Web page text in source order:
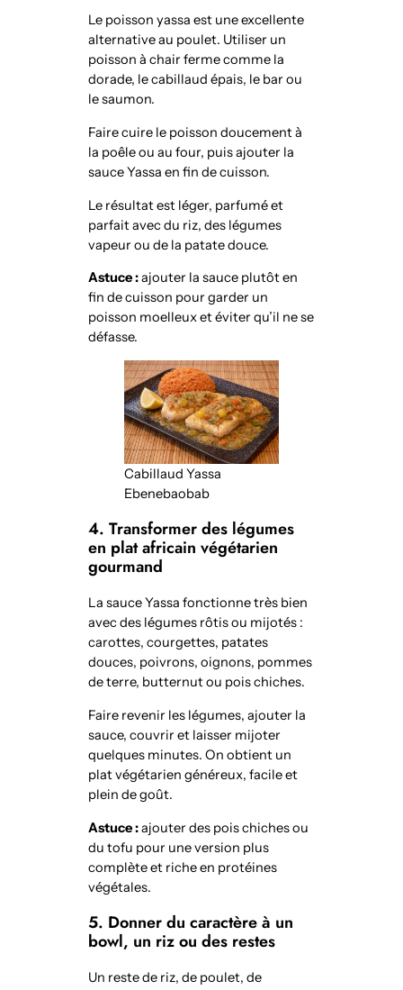
Le poisson yassa est une excellente
alternative au poulet. Utiliser un
poisson à chair ferme comme la
dorade, le cabillaud épais, le bar ou
le saumon.
Faire cuire le poisson doucement à
la poêle ou au four, puis ajouter la
sauce Yassa en fin de cuisson.
Le résultat est léger, parfumé et
parfait avec du riz, des légumes
vapeur ou de la patate douce.
Astuce :ajouter la sauce plutôt en
fin de cuisson pour garder un
poisson moelleux et éviter qu’il ne se
défasse.
Cabillaud Yassa
Ebenebaobab
4. Transformer des légumes
en plat africain végétarien
gourmand
La sauce Yassa fonctionne très bien
avec des légumes rôtis ou mijotés :
carottes, courgettes, patates
douces, poivrons, oignons, pommes
de terre, butternut ou pois chiches.
Faire revenir les légumes, ajouter la
sauce, couvrir et laisser mijoter
quelques minutes. On obtient un
plat végétarien généreux, facile et
plein de goût.
Astuce :ajouter des pois chiches ou
du tofu pour une version plus
complète et riche en protéines
végétales.
5. Donner du caractère à un
bowl, un riz ou des restes
Un reste de riz, de poulet, de